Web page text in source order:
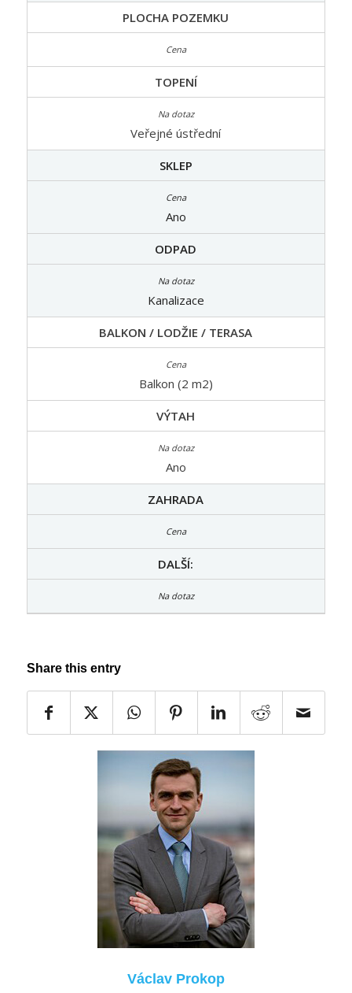
PLOCHA POZEMKU
TOPENÍ
Veřejné ústřední
SKLEP
Ano
ODPAD
Kanalizace
BALKON / LODŽIE / TERASA
Balkon (2 m2)
VÝTAH
Ano
ZAHRADA
DALŠÍ:
Share this entry
Václav Prokop